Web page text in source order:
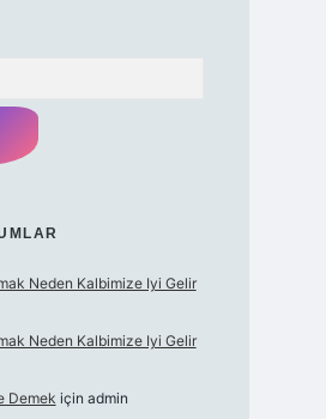
Neden Kalbimize Iyi Gelir
Neden Kalbimize Iyi Gelir
Demek için admin